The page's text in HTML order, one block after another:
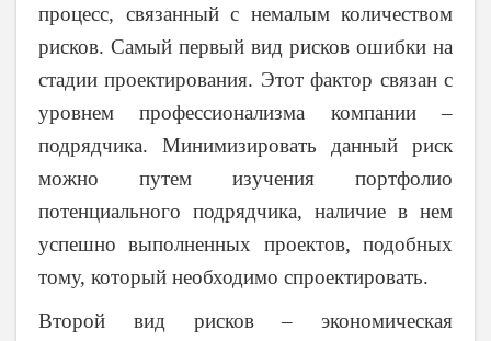
процесс, связанный с немалым количеством
рисков. Самый первый вид рисков ошибки на
стадии проектирования. Этот фактор связан с
уровнем профессионализма компании –
подрядчика. Минимизировать данный риск
можно путем изучения портфолио
потенциального подрядчика, наличие в нем
успешно выполненных проектов, подобных
тому, который необходимо спроектировать.
Второй вид рисков – экономическая